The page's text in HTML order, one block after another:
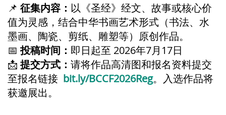
📌 征集内容： 以《圣经》经文、故事或核心价
值为灵感，结合中华书画艺术形式（书法、水
墨画、 陶瓷、剪纸、雕塑等）原创作品。
📅 投稿时间： 即日起至 2026年7月 17日
📩 提交方式： 请将作品高清图和报名资料提交
至报名链接 bit.ly/BCCF2026Reg。 入选作品将
获邀展出。